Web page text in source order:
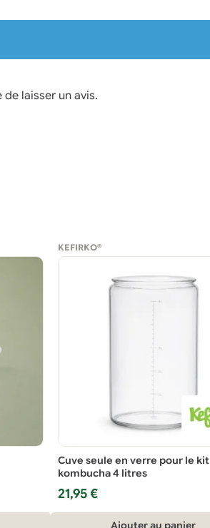
laisser un avis.
KEFIRKO®
Cuve seule en verre pour le kit
kombucha 4 litres
21,95€